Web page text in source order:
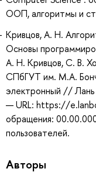
ООП, алгоритмы и
Кривцов, А. Н.
Основы
А. Н. Кривцов, С. В.
СПбГУТ им. М.А.
электронный // Лань
— URL: https://
обращения:
пользователей.
Авторы